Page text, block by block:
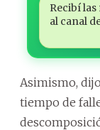
Recibí
al canal
Asimismo,
tiempo de